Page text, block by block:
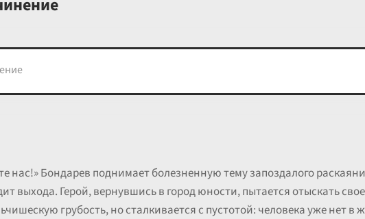
нас!» Бондарев поднимает болезненную тему запоздалого
выхода. Герой, вернувшись в город юности, пытается отыскать
грубость, но сталкивается с пустотой: человека уже нет